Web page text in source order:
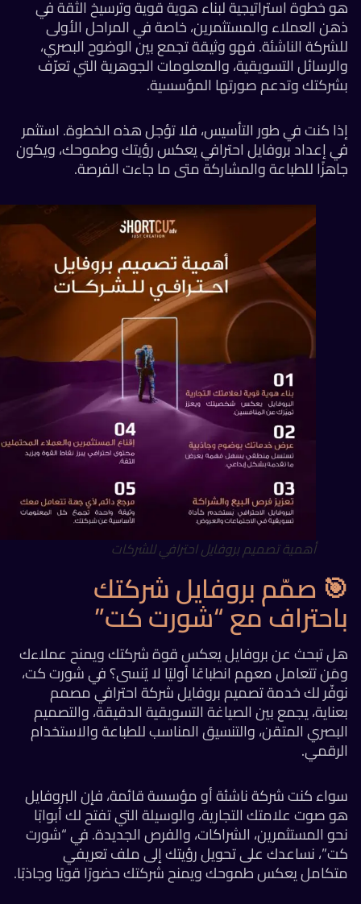
خطوة استراتيجية لبناء هوية قوية وترسيخ الثقة في
العملاء والمستثمرين، خاصة في المراحل الأولى
الناشئة. فهو وثيقة تجمع بين الوضوح البصري،
التسويقية، والمعلومات الجوهرية التي تعرّف
وتدعم صورتها المؤسسية.
كنت في طور التأسيس، فلا تؤجل هذه الخطوة. استثمر
إعداد بروفايل احترافي يعكس رؤيتك وطموحك، ويكون
للطباعة والمشاركة متى ما جاءت الفرصة.
أهمية تصميم بروفايل احترافي للشركات
صمّم بروفايل شركتك
مع “شورت كت”
تبحث عن بروفايل يعكس قوة شركتك ويمنح عملاءك
تتعامل معهم انطباعًا أوليًا لا يُنسى؟ في شورت كت،
لك خدمة تصميم بروفايل شركة احترافي مصمم
يجمع بين الصياغة التسويقية الدقيقة، والتصميم
المتقن، والتنسيق المناسب للطباعة والاستخدام
كنت شركة ناشئة أو مؤسسة قائمة، فإن البروفايل
صوت علامتك التجارية، والوسيلة التي تفتح لك أبوابًا
المستثمرين، الشراكات، والفرص الجديدة. في “شورت
نساعدك على تحويل رؤيتك إلى ملف تعريفي
يعكس طموحك ويمنح شركتك حضورًا قويًا وجاذبًا.